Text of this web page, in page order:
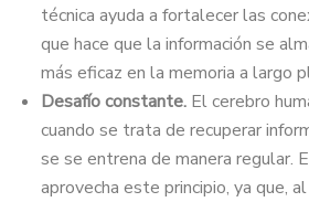
técnica ayuda a fortalecer las
que hace que la información se
más eficaz en la memoria a largo
Desafío constante. El cerebro
cuando se trata de recuperar
se se entrena de manera regular.
aprovecha este principio, ya que,